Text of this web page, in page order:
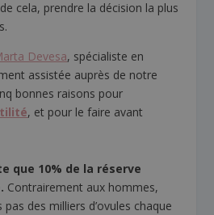
cela, prendre la décision la plus
Devesa, spécialiste en
assistée auprès de notre
bonnes raisons pour
, et pour le faire avant
que 10% de la réserve
Contrairement aux hommes,
des milliers d’ovules chaque